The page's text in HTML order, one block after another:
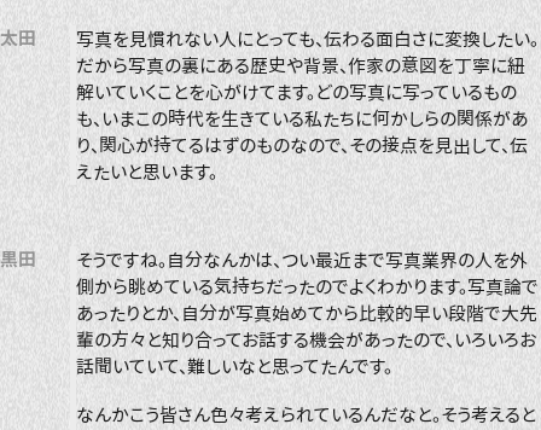
太田
写真を見慣れない人にとっても、伝わる面白さに変換したい。
だから写真の裏にある歴史や背景、作家の意図を丁寧に紐
解いていくことを心がけてます。どの写真に写っているもの
も、いまこの時代を生きている私たちに何かしらの関係があ
り、関心が持てるはずのものなので、その接点を見出して、伝
えたいと思います。
黒田
そうですね。自分なんかは、つい最近まで写真業界の人を外
側から眺めている気持ちだったのでよくわかります。写真論で
あったりとか、自分が写真始めてから比較的早い段階で大先
輩の方々と知り合ってお話する機会があったので、いろいろお
話聞いていて、難しいなと思ってたんです。
なんかこう皆さん色々考えられているんだなと。そう考えると